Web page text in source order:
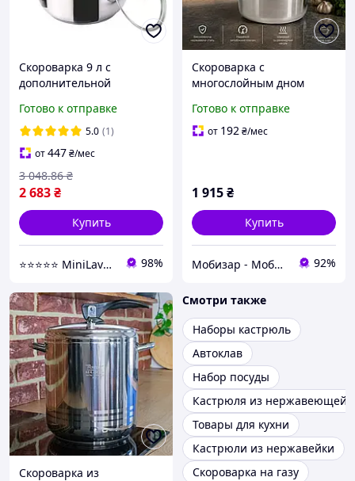
Скороварка 9 л с
дополнительной
3509 - MiniLavka
Готово к отправке
5.0 (1)
от447₴/мес
2 683₴
3 048.86 ₴
Купить
⭐️⭐️⭐️⭐️⭐️ MiniLavka.Com - товары для дома! 98%
Скороварка с
многослойным дном
см \ кастрюля скороварка
Готово к отправке
от 192₴/мес
1 915₴
Купить
Мобизар - Мобильный Заряд 92%
Скороварка из
Смотри также
Наборы кастрюль
Автоклав
Набор посуды
Кастрюля из нержавеющей
Товары для кухни
Кастрюли из нержавейки
Скороварка на газу